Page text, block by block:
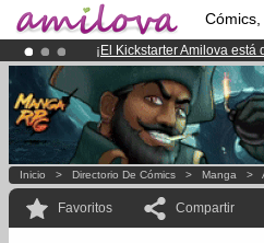
¡ El Kickstarter Amilova
¡Ya tenemos 100000
¡Conviertete en Premium
Inicio > Directorio De Cómics > Manga >
Favoritos Compartir